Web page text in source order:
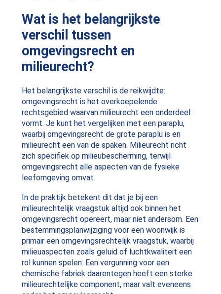
Wat is het belangrijkste
verschil tussen
omgevingsrecht en
milieurecht?
Het belangrijkste verschil is de reikwijdte:
omgevingsrecht is het overkoepelende
rechtsgebied waarvan milieurecht een onderdeel
vormt. Je kunt het vergelijken met een paraplu,
waarbij omgevingsrecht de grote paraplu is en
milieurecht een van de spaken. Milieurecht richt
zich specifiek op milieubescherming, terwijl
omgevingsrecht alle aspecten van de fysieke
leefomgeving omvat.
In de praktijk betekent dit dat je bij een
milieurechtelijk vraagstuk altijd ook binnen het
omgevingsrecht opereert, maar niet andersom. Een
bestemmingsplanwijziging voor een woonwijk is
primair een omgevingsrechtelijk vraagstuk, waarbij
milieuaspecten zoals geluid of luchtkwaliteit een
rol kunnen spelen. Een vergunning voor een
chemische fabriek daarentegen heeft een sterke
milieurechtelijke component, maar valt eveneens